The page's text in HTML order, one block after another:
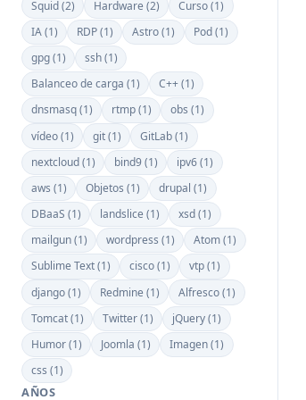
Squid (2) Hardware (2)
Curso (1)
IA (1)
RDP (1) Astro (1)
Pod (1)
gpg (1)
ssh (1)
Balanceo de carga (1)
C++ (1)
dnsmasq (1)
rtmp (1)
obs (1)
vídeo (1)
git (1)
GitLab (1)
nextcloud (1)
bind9 (1)
ipv6 (1)
aws (1)
Objetos (1)
drupal (1)
DBaaS (1)
landslice (1)
xsd (1)
mailgun (1)
wordpress (1)
Atom (1)
Sublime Text (1)
cisco (1)
vtp (1)
django (1)
Redmine (1)
Alfresco (1)
Tomcat (1)
Twitter (1)
jQuery (1)
Humor (1)
Joomla (1)
Imagen (1)
css (1)
AÑOS